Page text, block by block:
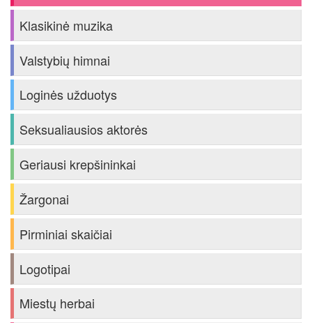
Klasikinė muzika
Valstybių himnai
Loginės užduotys
Seksualiausios aktorės
Geriausi krepšininkai
Žargonai
Pirminiai skaičiai
Logotipai
Miestų herbai